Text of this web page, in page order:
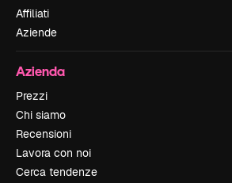
Affiliati
Aziende
Azienda
Prezzi
Chi siamo
Recensioni
Lavora con noi
Cerca tendenze